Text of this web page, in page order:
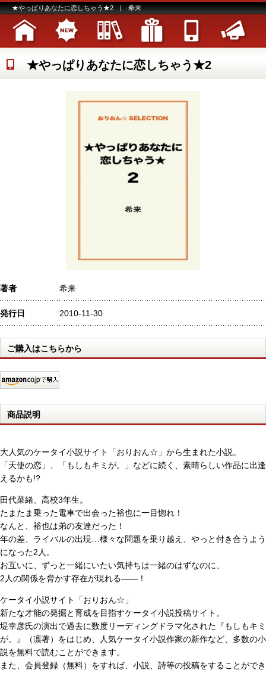
★やっぱりあなたに恋しちゃう★2 | 希来
★やっぱりあなたに恋しちゃう★2
著者 希来
発行日 2010-11-30
ご購入はこちらから
商品説明
大人気のケータイ小説サイト「おりおん☆」から生まれた小説。
「天使の恋」、「もしもキミが。」などに続く、素晴らしい作品に出逢
えるかも!?
田代菜緒、高校3年生。
たまたま乗った電車で出会った裕也に一目惚れ！
なんと、裕也は弟の友達だった！
年の差、ライバルの出現…様々な問題を乗り越え、やっと付き合うよう
になった2人。
お互いに、ずっと一緒にいたい気持ちは一緒のはずなのに、
2人の関係を脅かす存在が現れる――！
ケータイ小説サイト「おりおん☆」
新たな才能の発掘と育成を目指すケータイ小説投稿サイト。
堤幸彦氏の演出で過去に数度リーディングドラマ化された『もしもキミ
が。』（凛著）をはじめ、人気ケータイ小説作家の新作など、多数の小
説を無料で読むことができます。
また、会員登録（無料）をすれば、小説、詩等の投稿をすることができ